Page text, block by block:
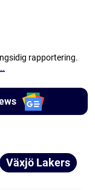
rapportering.
Växjö Lakers